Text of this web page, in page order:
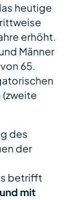
heutige
erhöht.
Männer
65.
des
der
betrifft
mit